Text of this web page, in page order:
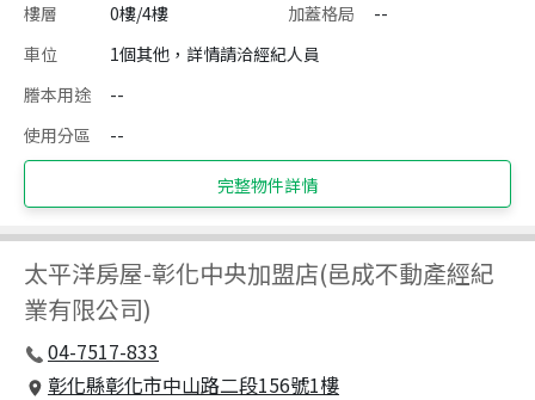
樓層
0樓/4樓 加蓋格局
--
車位
1個其他，詳情請洽經紀人員
謄本用途
--
使用分區
--
完整物件詳情
太平洋房屋-彰化中央加盟店(邑成不動產經紀
業有限公司)
04-7517-833
彰化縣彰化市中山路二段156號1樓